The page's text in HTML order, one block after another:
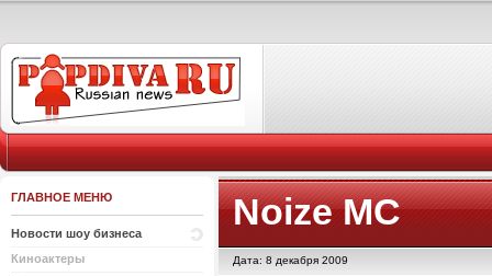
ГЛАВНОЕ МЕНЮ
Новости шоу бизнеса
Киноактеры
Noize MC
Дата: 8 декабря 2009